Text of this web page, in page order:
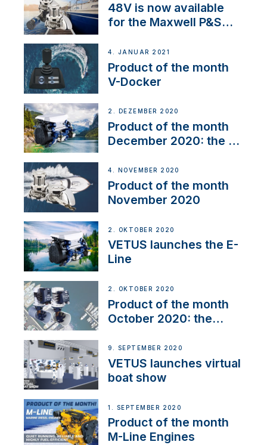
48V is now available
for the Maxwell P&S
4. JANUAR 2021
Product of the month
V-Docker
2. DEZEMBER 2020
Product of the month
December 2020: the E-
4. NOVEMBER 2020
Product of the month
November 2020
2. OKTOBER 2020
VETUS launches the E-
Line
2. OKTOBER 2020
Product of the month
October 2020: the
9. SEPTEMBER 2020
VETUS launches virtual
boat show
1. SEPTEMBER 2020
Product of the month
M-Line Engines